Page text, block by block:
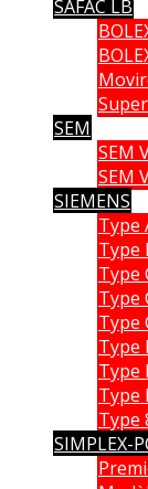
SAFAC LB
SEM
SEM
SEM
SIEMENS
Type
Type
Type
Type
Type
Type
Type
Type
Type
SIMPLEX-